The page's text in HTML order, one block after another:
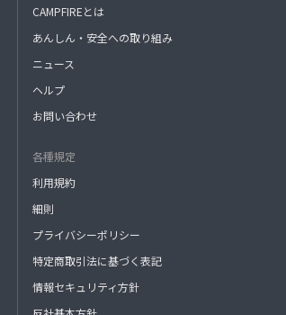
CAMPFIREとは
あんしん・安全への取り組み
ニュース
ヘルプ
お問い合わせ
各種規定
利用規約
細則
プライバシーポリシー
特定商取引法に基づく表記
情報セキュリティ方針